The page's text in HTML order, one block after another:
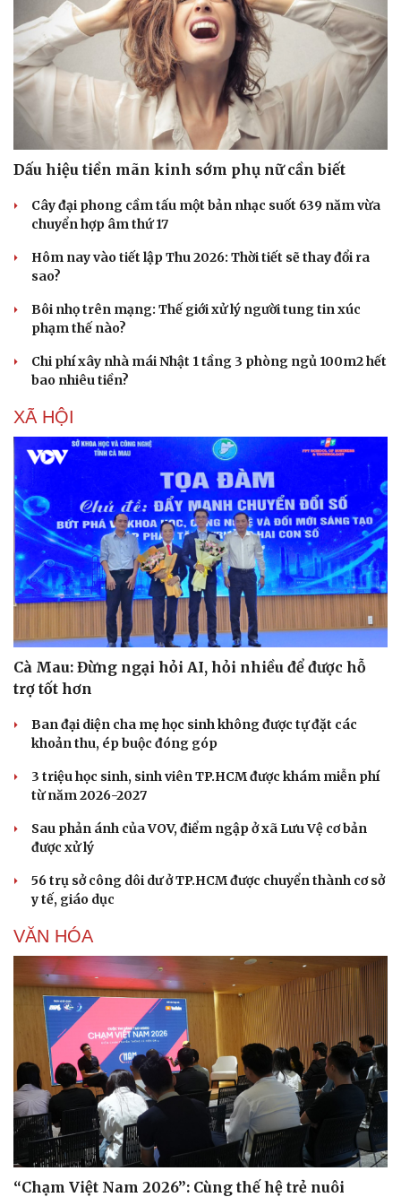
Sức khỏe
Dinh dưỡng - món ngon
Cây thuốc
Sản phụ khoa
Nhi khoa
Làm đẹp - giảm cân
Phòng mạch online
Đời sống
Nhà đẹp
Blog
Tình yêu - Gia đình
Dấu hiệu tiền mãn kinh sớm phụ nữ cần biết
Cây đại phong cầm tấu một bản nhạc suốt 639 năm vừa
chuyển hợp âm thứ 17
Hôm nay vào tiết lập Thu 2026: Thời tiết sẽ thay đổi ra
sao?
Bôi nhọ trên mạng: Thế giới xử lý người tung tin xúc
phạm thế nào?
Chi phí xây nhà mái Nhật 1 tầng 3 phòng ngủ 100m2 hết
bao nhiêu tiền?
XÃ HỘI
Cà Mau: Đừng ngại hỏi AI, hỏi nhiều để được hỗ
trợ tốt hơn
Ban đại diện cha mẹ học sinh không được tự đặt các
khoản thu, ép buộc đóng góp
3 triệu học sinh, sinh viên TP.HCM được khám miễn phí
từ năm 2026-2027
Sau phản ánh của VOV, điểm ngập ở xã Lưu Vệ cơ bản
được xử lý
56 trụ sở công dôi dư ở TP.HCM được chuyển thành cơ sở
y tế, giáo dục
VĂN HÓA
“Chạm Việt Nam 2026”: Cùng thế hệ trẻ nuôi